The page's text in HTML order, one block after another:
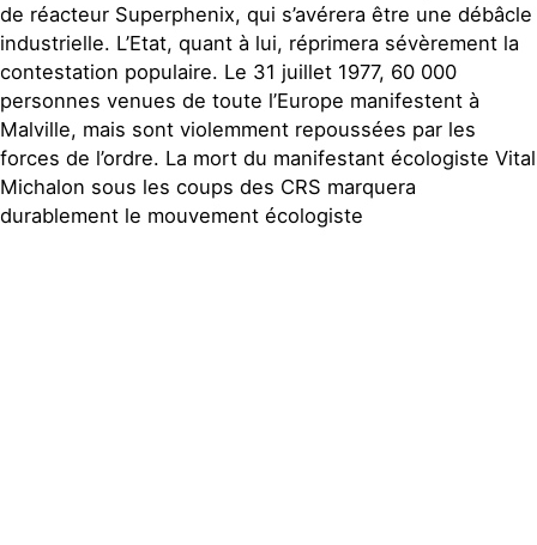
de réacteur Superphenix, qui s’avérera être une débâcle
industrielle. L’Etat, quant à lui, réprimera sévèrement la
contestation populaire. Le 31 juillet 1977, 60 000
personnes venues de toute l’Europe manifestent à
Malville, mais sont violemment repoussées par les
forces de l’ordre. La mort du manifestant écologiste Vital
Michalon sous les coups des CRS marquera
durablement le mouvement écologiste